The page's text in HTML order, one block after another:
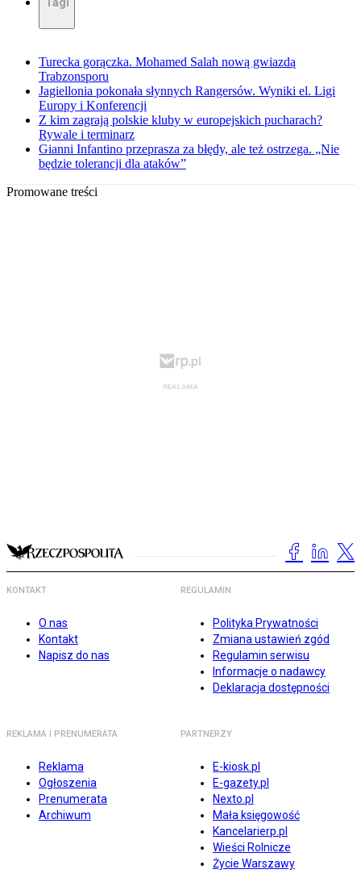
Turecka gorączka. Mohamed Salah nową gwiazdą
Trabzonsporu
Jagiellonia pokonała słynnych Rangersów. Wyniki el. Ligi
Europy i Konferencji
Z kim zagrają polskie kluby w europejskich pucharach?
Rywale i terminarz
Gianni Infantino przeprasza za błędy, ale też ostrzega. „Nie
będzie tolerancji dla ataków”
Promowane treści
KONTAKT
O nas
Kontakt
Napisz do nas
REGULAMIN
Polityka Prywatności
Zmiana ustawień zgód
Regulamin serwisu
Informacje o nadawcy
Deklaracja dostępności
REKLAMA I PRENUMERATA
Reklama
Ogłoszenia
Prenumerata
Archiwum
PARTNERZY
E-kiosk.pl
E-gazety.pl
Nexto.pl
Mała księgowość
Kancelarierp.pl
Wieści Rolnicze
Życie Warszawy